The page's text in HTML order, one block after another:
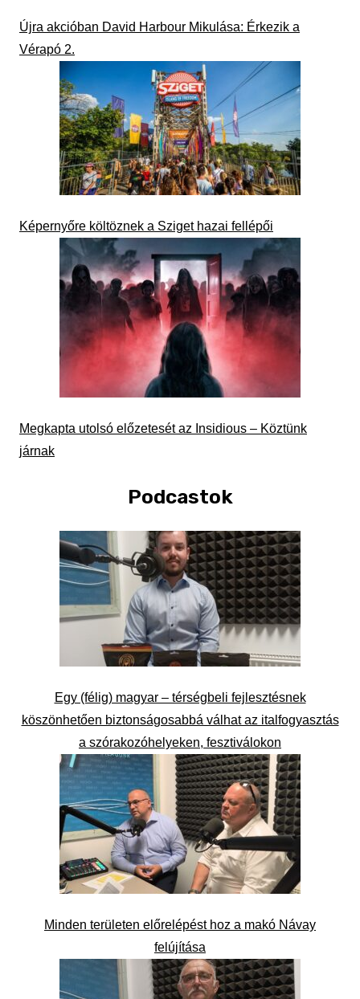
Újra akcióban David Harbour Mikulása: Érkezik a
Vérapó 2.
Képernyőre költöznek a Sziget hazai fellépői
Megkapta utolsó előzetesét az Insidious – Köztünk
járnak
Podcastok
Egy (félig) magyar – térségbeli fejlesztésnek
köszönhetően biztonságosabbá válhat az italfogyasztás
a szórakozóhelyeken, fesztiválokon
Minden területen előrelépést hoz a makó Návay
felújítása